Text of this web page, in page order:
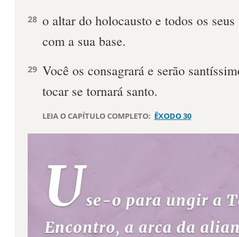
28 o altar do holocausto e todos os
com a sua base.
29 Vo­cê os consagrará e serão
tocar se tornará santo.
LEIA O CAPÍTULO COMPLETO: ÊXODO 30